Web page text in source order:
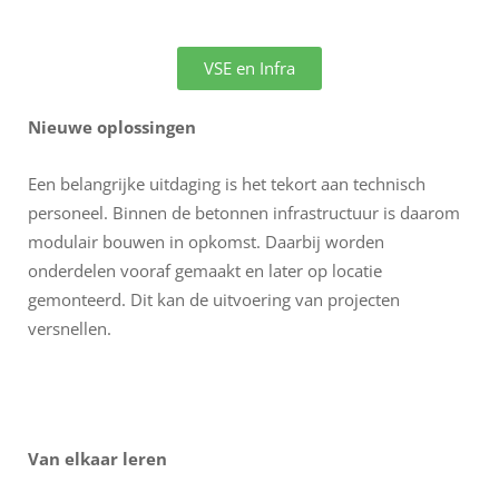
VSE en Infra
Nieuwe oplossingen
Een belangrijke uitdaging is het tekort aan technisch
personeel. Binnen de betonnen infrastructuur is daarom
modulair bouwen in opkomst. Daarbij worden
onderdelen vooraf gemaakt en later op locatie
gemonteerd. Dit kan de uitvoering van projecten
versnellen.
Van elkaar leren